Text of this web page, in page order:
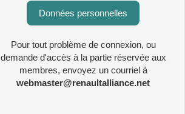
Données personnelles
Pour tout problème de connexion, ou
demande d'accès à la partie réservée aux
membres, envoyez un courriel à
webmaster@renaultalliance.net